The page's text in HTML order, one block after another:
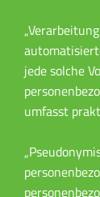
jede solche
umfasst